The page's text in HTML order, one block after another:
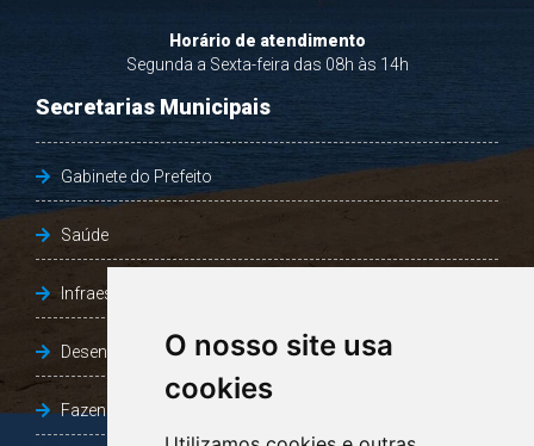
O nosso site usa
cookies
Horário de atendimento
Segunda a Sexta-feira das 08h às 14h
Secretarias Municipais
Gabinete do Prefeito
Saúde
Infraestrutura, Agricultura e Meio Ambiente
Desenvolvimento Social
Fazenda e Desenvolvimento Econômico